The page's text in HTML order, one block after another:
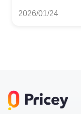
2026/01/24